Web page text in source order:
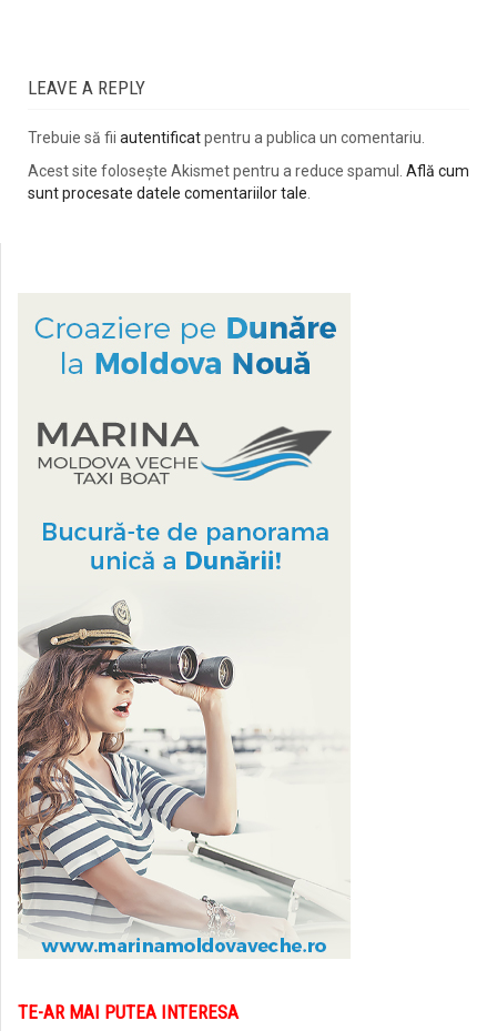
LEAVE A REPLY
Trebuie să fii autentificatpentru a publica un comentariu.
Acest site folosește Akismet pentru a reduce spamul. Află cum
sunt procesate datele comentariilor tale
TE-AR MAI PUTEA INTERESA